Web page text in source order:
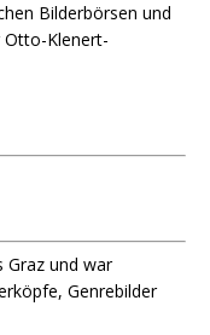
Bilderbörsen und
Otto-Klenert-
Graz und war
Genrebilder